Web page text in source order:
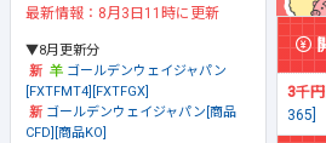
最新情報：8月3日11時に更新
▼8月更新分
ゴールデンウェイジャパン
[FXTFMT4][FXTFGX]
ゴールデンウェイジャパン[商品
CFD][商品KO]
3千円
365]